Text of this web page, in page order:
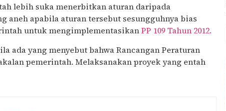
lebih suka menerbitkan aturan daripada
aneh apabila aturan tersebut sesungguhnya bias
untuk mengimplementasikanPP 109 Tahun 2012.
ada yang menyebut bahwa Rancangan Peraturan
pemerintah. Melaksanakan proyek yang entah